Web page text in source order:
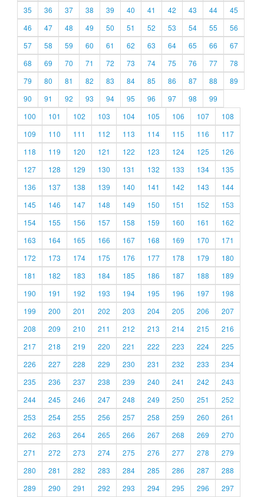
35
36 37 38 39 40 41 42 43 44
45
46
47 48 49 50 51 52 53 54 55
56
57
58 59 60 61 62 63 64 65 66
67
68
69 70 71 72 73 74 75 76 77
78
79
80 81 82 83 84 85 86 87 88
89
90
91 92 93 94 95 96 97 98
99
100
101 102 103 104 105 106 107
108
109
110 111 112 113 114 115 116
117
118
119 120 121 122 123 124 125
126
127
128 129 130 131 132 133 134
135
136
137 138 139 140 141 142 143
144
145
146 147 148 149 150 151 152
153
154
155 156 157 158 159 160 161
162
163
164 165 166 167 168 169 170
171
172
173 174 175 176 177 178 179
180
181
182 183 184 185 186 187 188
189
190
191 192 193 194 195 196 197
198
199
200 201 202 203 204 205 206
207
208
209 210 211 212 213 214 215
216
217
218 219 220 221 222 223 224
225
226
227 228 229 230 231 232 233
234
235
236 237 238 239 240 241 242
243
244
245 246 247 248 249 250 251
252
253
254 255 256 257 258 259 260
261
262
263 264 265 266 267 268 269
270
271
272 273 274 275 276 277 278
279
280
281 282 283 284 285 286 287
288
289
290 291 292 293 294 295 296 297